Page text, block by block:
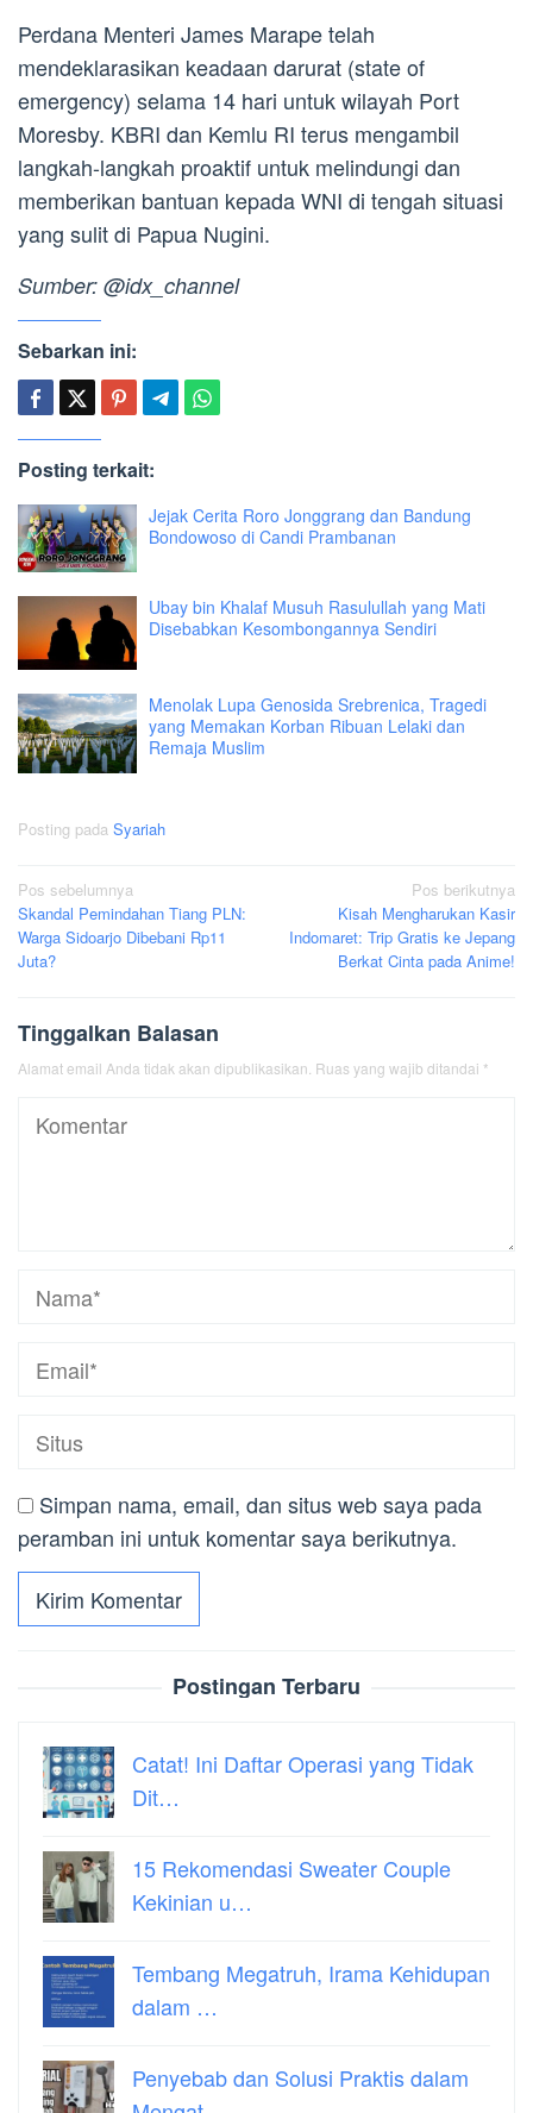
Perdana Menteri James Marape telah
mendeklarasikan keadaan darurat (state of
emergency) selama 14 hari untuk wilayah Port
Moresby. KBRI dan Kemlu RI terus mengambil
langkah-langkah proaktif untuk melindungi dan
memberikan bantuan kepada WNI di tengah situasi
yang sulit di Papua Nugini.
Sumber: @idx_channel
Sebarkan ini:
Posting terkait:
Jejak Cerita Roro Jonggrang dan Bandung
Bondowoso di Candi Prambanan
Ubay bin Khalaf Musuh Rasulullah yang Mati
Disebabkan Kesombongannya Sendiri
Menolak Lupa Genosida Srebrenica, Tragedi
yang Memakan Korban Ribuan Lelaki dan
Remaja Muslim
Posting pada Syariah
Navigasi
pos
Pos sebelumnya
Skandal Pemindahan Tiang PLN:
Warga Sidoarjo Dibebani Rp11
Juta?
Pos berikutnya
Kisah Mengharukan Kasir
Indomaret: Trip Gratis ke Jepang
Berkat Cinta pada Anime!
Tinggalkan Balasan
Alamat email Anda tidak akan dipublikasikan. Ruas yang wajib ditandai *
Simpan nama, email, dan situs web saya pada
peramban ini untuk komentar saya berikutnya.
Postingan Terbaru
Catat! Ini Daftar Operasi yang Tidak
Dit…
15 Rekomendasi Sweater Couple
Kekinian u…
Tembang Megatruh, Irama Kehidupan
dalam …
Penyebab dan Solusi Praktis dalam